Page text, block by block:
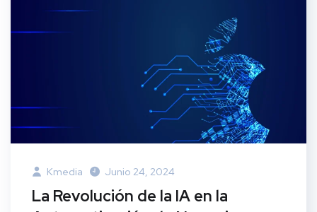
Kmedia Junio 24, 2024
La Revolución de la IA en la